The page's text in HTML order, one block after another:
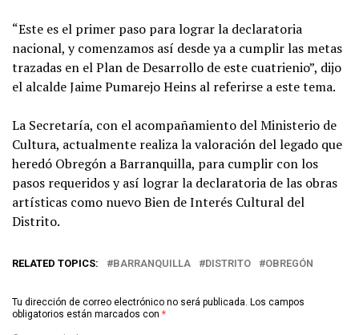
“Este es el primer paso para lograr la declaratoria
nacional, y comenzamos así desde ya a cumplir las metas
trazadas en el Plan de Desarrollo de este cuatrienio”, dijo
el alcalde Jaime Pumarejo Heins al referirse a este tema.
La Secretaría, con el acompañamiento del Ministerio de
Cultura, actualmente realiza la valoración del legado que
heredó Obregón a Barranquilla, para cumplir con los
pasos requeridos y así lograr la declaratoria de las obras
artísticas como nuevo Bien de Interés Cultural del
Distrito.
RELATED TOPICS: BARRANQUILLA DISTRITO OBREGÓN
Tu dirección de correo electrónico no será publicada. Los campos
obligatorios están marcados con *